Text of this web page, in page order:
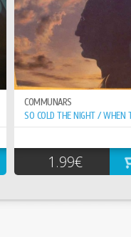
COMMUNARS
1.99€